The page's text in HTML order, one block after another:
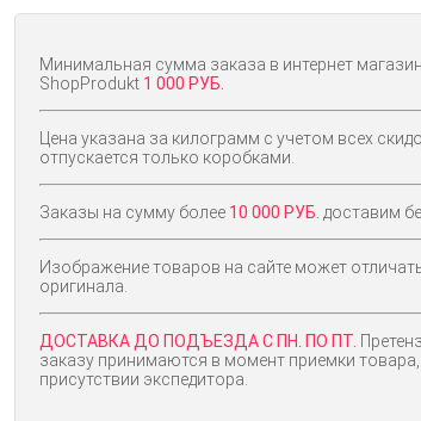
Минимальная сумма заказа в интернет
ShopProdukt 1 000 РУБ.
Цена указана за килограмм с учетом всех
отпускается только коробками.
Заказы на сумму более 10 000 РУБ. доставим
Изображение товаров на сайте может
оригинала.
ДОСТАВКА ДО ПОДЪЕЗДА С ПН. ПО ПТ.
заказу принимаются в момент приемки товара,
присутствии экспедитора.